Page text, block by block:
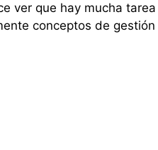
ver que hay mucha
conceptos de